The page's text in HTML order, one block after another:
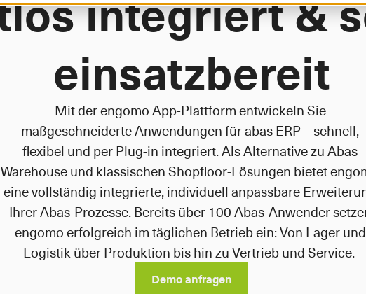
einsatzbereit
Mit der engomo App-Plattform entwickeln Sie
maßgeschneiderte Anwendungen für abas ERP – schnell,
flexibel und per Plug-in integriert. Als Alternative zu Abas
Warehouse und klassischen Shopfloor-Lösungen bietet
eine vollständig integrierte, individuell anpassbare
Ihrer Abas-Prozesse. Bereits über 100 Abas-Anwender
engomo erfolgreich im täglichen Betrieb ein: Von Lager und
Logistik über Produktion bis hin zu Vertrieb und Service.
Demo anfragen